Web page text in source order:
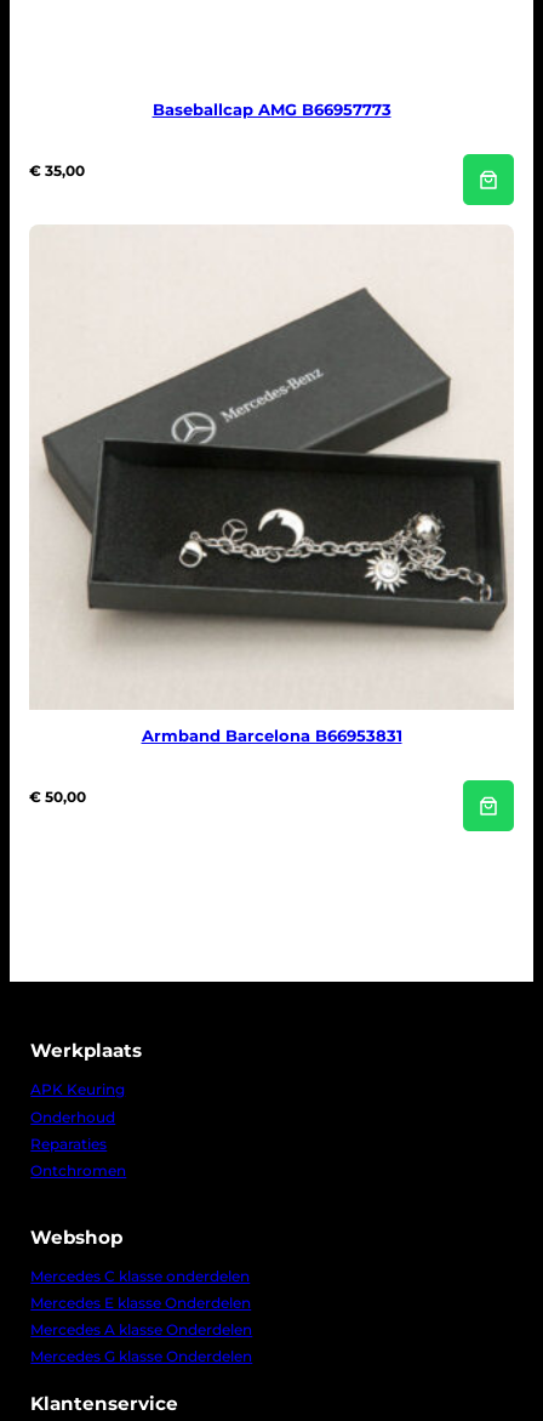
Baseballcap AMG B66957773
€ 35,00
Armband Barcelona B66953831
€ 50,00
Werkplaats
APK Keuring
Onderhoud
Reparaties
Ontchromen
Webshop
Mercedes C klasse onderdelen
Mercedes E klasse Onderdelen
Mercedes A klasse Onderdelen
Mercedes G klasse Onderdelen
Klantenservice